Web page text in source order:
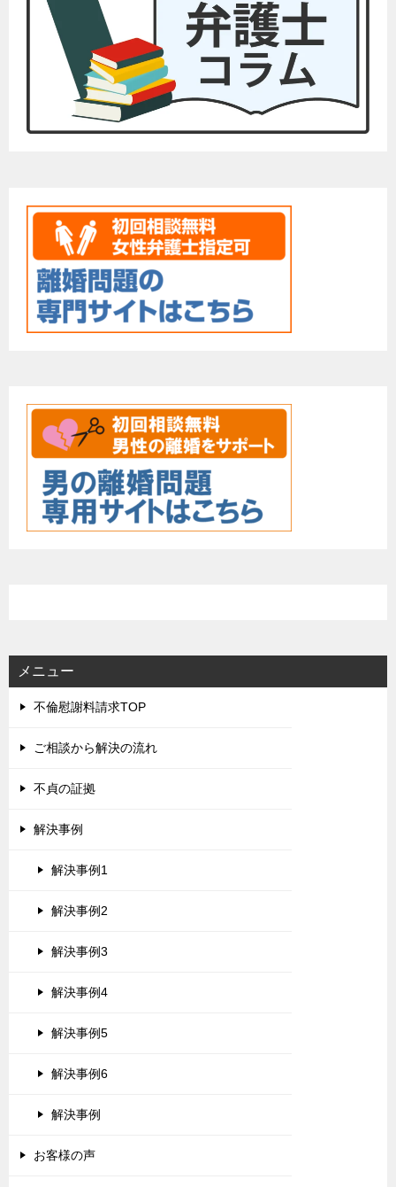
メニュー
不倫慰謝料請求TOP
ご相談から解決の流れ
不貞の証拠
解決事例
解決事例1
解決事例2
解決事例3
解決事例4
解決事例5
解決事例6
解決事例
お客様の声